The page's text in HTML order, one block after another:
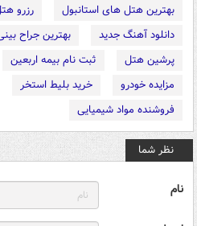
بهترین هتل های استانبول
رزرو
دانلود آهنگ جدید
بهترین جراح
پرشین هتل
ثبت نام بیمه اربعین
مزایده خودرو
خرید بلیط استخر
فروشنده مواد شیمیایی
نظر شما
نام